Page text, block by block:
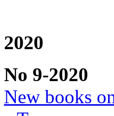
2020
No 9-2020
New books